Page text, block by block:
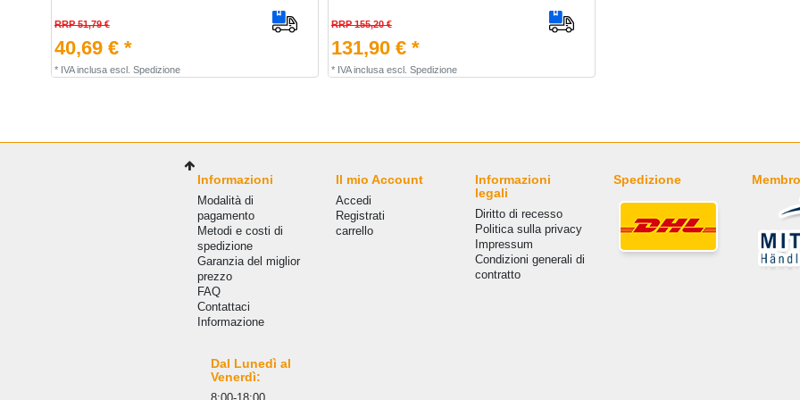
RRP 51,79 €
40,69 € *
* IVA inclusaescl. Spedizione
RRP 155,20 €
131,90 € *
* IVA inclusaescl. Spedizione
Informazioni
Modalità di
pagamento
Metodi e costi di
spedizione
Garanzia del miglior
prezzo
FAQ
Сontattaci
Informazione
Il mio Account
Accedi
Registrati
carrello
Informazioni
legali
Diritto di recesso
Politica sulla privacy
Impressum
Condizioni generali di
contratto
Spedizione
Dal Lunedì al
Venerdì: